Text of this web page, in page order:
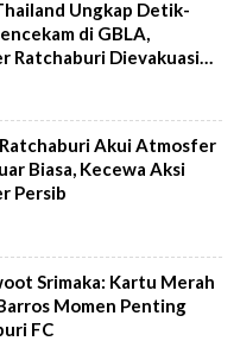
Ungkap Detik-
di GBLA,
Ratchaburi Dievakuasi
Akui Atmosfer
Biasa, Kecewa Aksi
Persib
Srimaka: Kartu Merah
Momen Penting
FC